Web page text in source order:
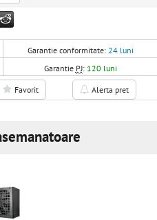
Garantie conformitate: 24 luni
Garantie PJ: 120 luni
Favorit Alerta pret